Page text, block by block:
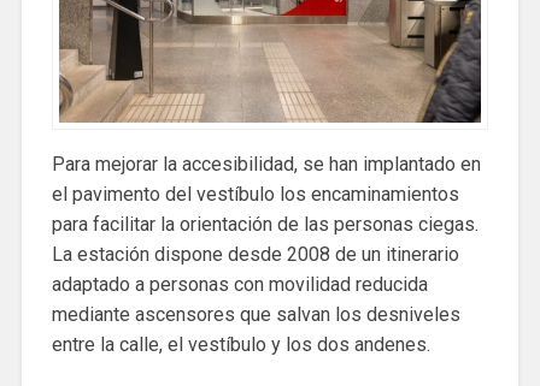
Para mejorar la accesibilidad, se han implantado en
el pavimento del vestíbulo los encaminamientos
para facilitar la orientación de las personas ciegas.
La estación dispone desde 2008 de un itinerario
adaptado a personas con movilidad reducida
mediante ascensores que salvan los desniveles
entre la calle, el vestíbulo y los dos andenes.